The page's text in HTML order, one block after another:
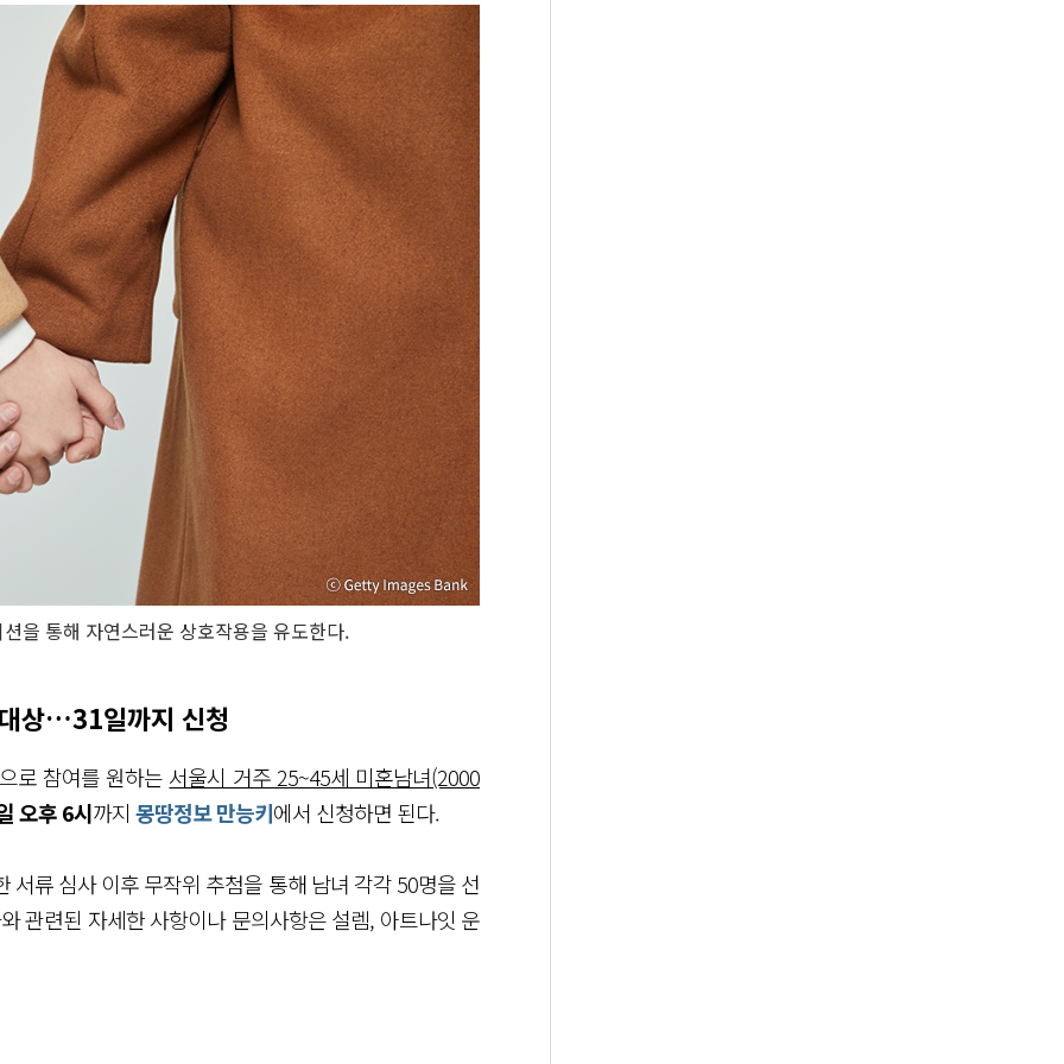
을 통해 자연스러운 상호작용을 유도한다.
상…31일까지 신청
로 참여를 원하는 서울시 거주 25~45세 미혼남녀(2000
오후 6시까지 몽땅정보 만능키에서 신청하면 된다.
류 심사 이후 무작위 추첨을 통해 남녀 각각 50명을 선
관련된 자세한 사항이나 문의사항은 설렘, 아트나잇 운